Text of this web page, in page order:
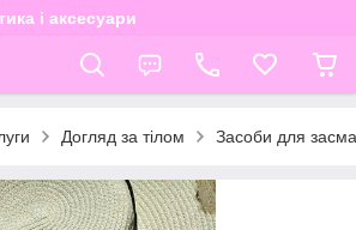
і аксесуари
Догляд за тілом Засоби для